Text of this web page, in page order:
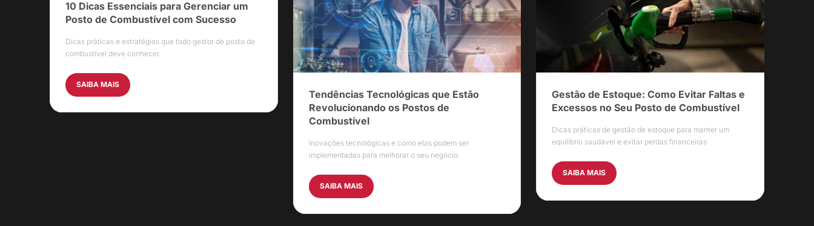
10 Dicas Essenciais para Gerenciar um
Posto de Combustível com Sucesso
Dicas práticas e estratégias que todo gestor de posto de
combustível deve conhecer.
SAIBA MAIS
Tendências Tecnológicas que Estão
Revolucionando os Postos de
Combustível
Inovações tecnológicas e como elas podem ser
implementadas para melhorar o seu negócio.
SAIBA MAIS
Gestão de Estoque: Como Evitar Faltas e
Excessos no Seu Posto de Combustível
Dicas práticas de gestão de estoque para manter um
equilíbrio saudável e evitar perdas financeiras
SAIBA MAIS